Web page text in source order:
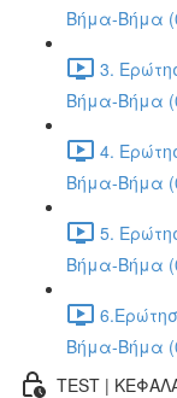
Βήμα-Βήμα
3.
Βήμα-Βήμα
4.
Βήμα-Βήμα
5.
Βήμα-Βήμα
Βήμα-Βήμα
TEST |